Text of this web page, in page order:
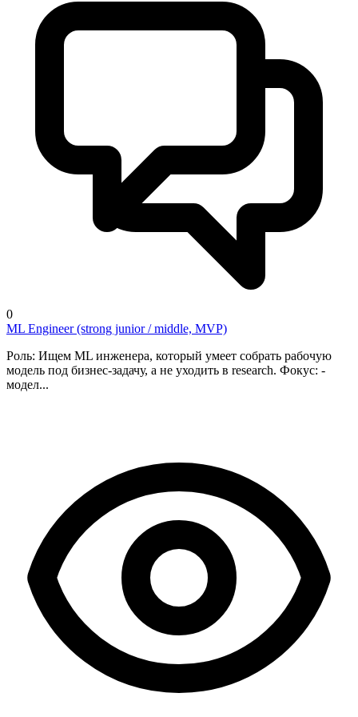
0
ML Engineer (strong junior / middle, MVP)
Роль: Ищем ML инженера, который умеет собрать рабочую
модель под бизнес-задачу, а не уходить в research. Фокус: -
модел...